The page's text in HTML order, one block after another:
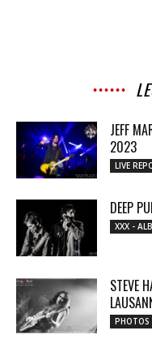
JEFF
2023
LIVE
DEEP
XXX -
STEVE
PHOTOS